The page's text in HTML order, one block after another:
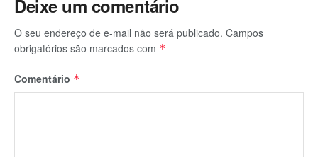
Deixe um comentário
O seu endereço de e-mail não será publicado. Campos
obrigatórios são marcados com *
Comentário *